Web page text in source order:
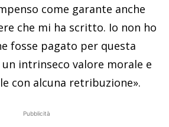
come garante anche
che mi ha scritto. Io non ho
fosse pagato per questa
intrinseco valore morale e
con alcuna retribuzione».
Pubblicità